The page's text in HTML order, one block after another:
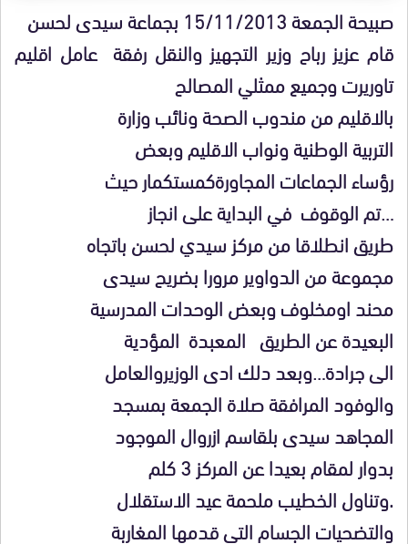
صبيحة الجمعة 15/11/2013 بجماعة سيدى لحسن
قام عزيز رباح وزير التجهيز والنقل رفقة عامل اقليم
تاوريرت وجميع ممثلي المصالح
بالاقليم من مندوب الصحة ونائب وزارة
التربية الوطنية ونواب الاقليم وبعض
رؤساء الجماعات المجاورةكمستكمار حيث
…تم الوقوف في البداية على انجاز
طريق انطلاقا من مركز سيدي لحسن باتجاه
مجموعة من الدواوير مرورا بضريح سيدى
محند اومخلوف وبعض الوحدات المدرسية
البعيدة عن الطريق المعبدة المؤدية
الى جرادة…وبعد دلك ادى الوزيروالعامل
والوفود المرافقة صلاة الجمعة بمسجد
المجاهد سيدى بلقاسم ازروال الموجود
بدوار لمقام بعيدا عن المركز 3 كلم
.وتناول الخطيب ملحمة عيد الاستقلال
والتضحيات الجسام التى قدمها المغاربة